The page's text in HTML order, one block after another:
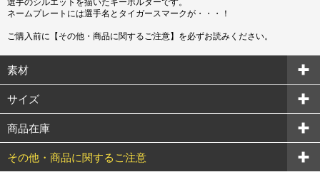
ネームプレートには選手名とタイガースマークが・・・！
ご購入前に【その他・商品に関するご注意】を必ずお読みください。
素材
サイズ
商品在庫
その他・商品に関するご注意